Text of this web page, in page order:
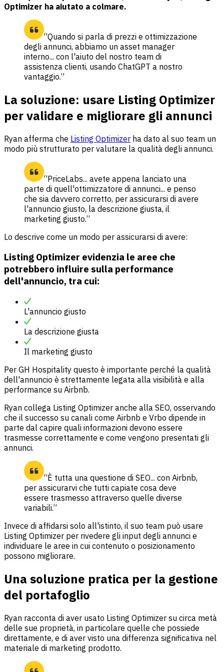
Optimizer ha aiutato a colmare.
“Quando si parla di prezzi e ottimizzazione
degli annunci, abbiamo un asset manager
interno... con l'aiuto del nostro team di
assistenza clienti, usando ChatGPT a nostro
vantaggio.”
La soluzione: usare Listing Optimizer
per validare e migliorare gli annunci
Ryan afferma che Listing Optimizer ha dato al suo team un
modo più strutturato per valutare la qualità degli annunci.
“PriceLabs... avete appena lanciato una
parte di quell'ottimizzatore di annunci... e penso
che sia davvero corretto, per assicurarsi di avere
l'annuncio giusto, la descrizione giusta, il
marketing giusto.”
Lo descrive come un modo per assicurarsi di avere:
Listing Optimizer evidenzia le aree che
potrebbero influire sulla performance
dell'annuncio, tra cui:
L'annuncio giusto
La descrizione giusta
Il marketing giusto
Per GH Hospitality questo è importante perché la qualità
dell'annuncio è strettamente legata alla visibilità e alla
performance su Airbnb.
Ryan collega Listing Optimizer anche alla SEO, osservando
che il successo su canali come Airbnb e Vrbo dipende in
parte dal capire quali informazioni devono essere
trasmesse correttamente e come vengono presentati gli
annunci.
“È tutta una questione di SEO... con Airbnb,
per assicurarvi che tutti capiate cosa deve
essere trasmesso attraverso quelle diverse
variabili.”
Invece di affidarsi solo all'istinto, il suo team può usare
Listing Optimizer per rivedere gli input degli annunci e
individuare le aree in cui contenuto o posizionamento
possono migliorare.
Una soluzione pratica per la gestione
del portafoglio
Ryan racconta di aver usato Listing Optimizer su circa metà
delle sue proprietà, in particolare quelle che possiede
direttamente, e di aver visto una differenza significativa nel
materiale di marketing prodotto.